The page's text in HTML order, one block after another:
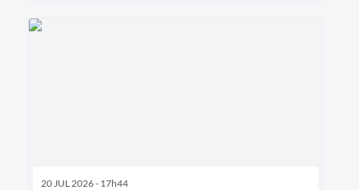
20 JUL 2026 - 17h44